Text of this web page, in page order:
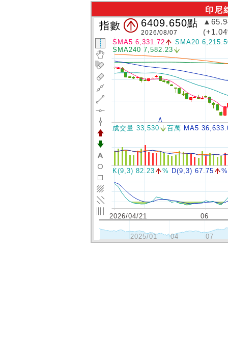
印尼
指數 6409.650點
2026/08/07
SMA5 6,331.72
SMA20
SMA240 7,582.23
成交量 33,530 百萬 MA5
K(9,3) 82.23 % D(9,3) 67.75 %